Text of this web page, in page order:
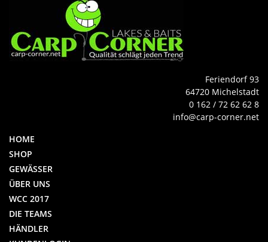
Feriendorf 93
64720 Michelstadt
0 162 / 72 62 62 8
info@carp-corner.net
HOME
SHOP
GEWÄSSER
ÜBER UNS
WCC 2017
DIE TEAMS
HÄNDLER